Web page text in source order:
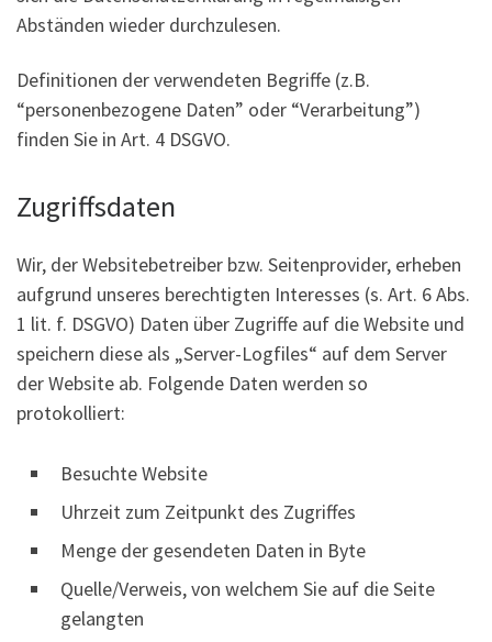
Abständen wieder durchzulesen.
Definitionen der verwendeten Begriffe (z.B.
“personenbezogene Daten” oder “Verarbeitung”)
finden Sie in Art. 4 DSGVO.
Zugriffsdaten
Wir, der Websitebetreiber bzw. Seitenprovider, erheben
aufgrund unseres berechtigten Interesses (s. Art. 6 Abs.
1 lit. f. DSGVO) Daten über Zugriffe auf die Website und
speichern diese als „Server-Logfiles“ auf dem Server
der Website ab. Folgende Daten werden so
protokolliert:
Besuchte Website
Uhrzeit zum Zeitpunkt des Zugriffes
Menge der gesendeten Daten in Byte
Quelle/Verweis, von welchem Sie auf die Seite
gelangten